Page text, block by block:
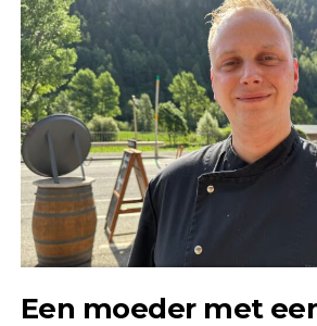
Een moeder met